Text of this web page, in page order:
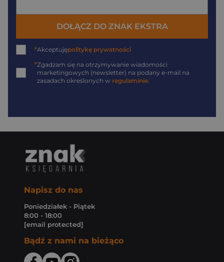
DOŁĄCZ DO ZNAK EKSTRA
*Akceptujępolitykę prywatności
*Zgadzam się na otrzymywanie wiadomości
marketingowych (newsletter) na podany e-mail na
zasadach określonych w regulaminie.
Napisz do nas
Poniedziałek - Piątek
8:00 - 18:00
[email protected]
Bądź z nami na bieżąco